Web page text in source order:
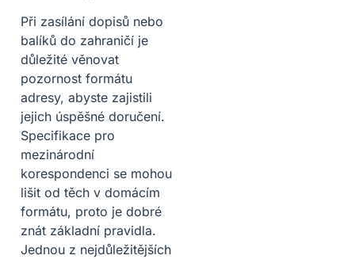
Při zasílání dopisů nebo
balíků do zahraničí je
důležité věnovat
pozornost formátu
adresy, abyste zajistili
jejich úspěšné doručení.
Specifikace pro
mezinárodní
korespondenci se mohou
lišit od těch v domácím
formátu, proto je dobré
znát základní pravidla.
Jednou z nejdůležitějších